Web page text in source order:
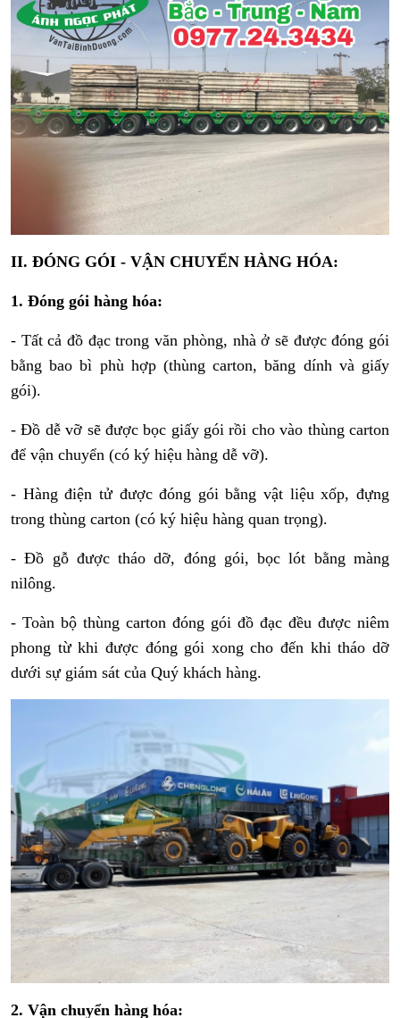
II. ĐÓNG GÓI - VẬN CHUYỂN HÀNG HÓA:
1. Đóng gói hàng hóa:
- Tất cả đồ đạc trong văn phòng, nhà ở sẽ được đóng gói
bằng bao bì phù hợp (thùng carton, băng dính và giấy
gói).
- Đồ dễ vỡ sẽ được bọc giấy gói rồi cho vào thùng carton
để vận chuyển (có ký hiệu hàng dễ vỡ).
- Hàng điện tử được đóng gói bằng vật liệu xốp, đựng
trong thùng carton (có ký hiệu hàng quan trọng).
- Đồ gỗ được tháo dỡ, đóng gói, bọc lót bằng màng
nilông.
- Toàn bộ thùng carton đóng gói đồ đạc đều được niêm
phong từ khi được đóng gói xong cho đến khi tháo dỡ
dưới sự giám sát của Quý khách hàng.
2. Vận chuyển hàng hóa: